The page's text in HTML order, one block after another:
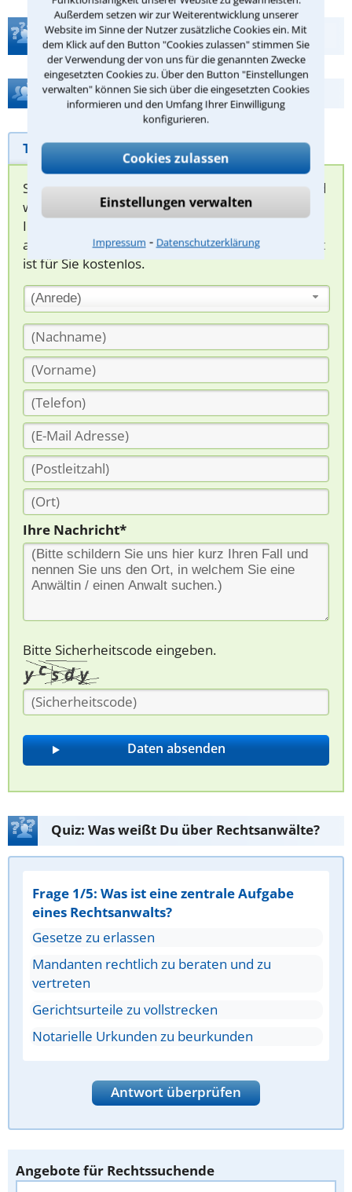
Außerdem setzen wir zur Weiterentwicklung unserer
Website im Sinne der Nutzer zusätzliche Cookies ein. Mit
dem Klick auf den Button "Cookies zulassen" stimmen Sie
der Verwendung der von uns für die genannten Zwecke
eingesetzten Cookies zu. Über den Button "Einstellungen
verwalten" können Sie sich über die eingesetzten Cookies
informieren und den Umfang Ihrer Einwilligung
konfigurieren.
Cookies zulassen
Einstellungen verwalten
Impressum ⁃ Datenschutzerklärung
Teste Dein Rechtswissen
Hilfe bei Ihrer Anwaltsuche?
Telefonhilfe Beratungsanfrage
Sie können hier Ihren Fall schildern. Anschließend
werden sich spezialisierte Rechtsanwälte bei
Ihnen melden, um das weitere Vorgehen
abzuklären. Die Rückmeldung durch einen Anwalt
ist für Sie kostenlos.
(Anrede)
Ihre Nachricht*
Bitte Sicherheitscode eingeben.
Quiz: Was weißt Du über Rechtsanwälte?
Frage 1/5: Was ist eine zentrale Aufgabe
eines Rechtsanwalts?
Gesetze zu erlassen
Mandanten rechtlich zu beraten und zu
vertreten
Gerichtsurteile zu vollstrecken
Notarielle Urkunden zu beurkunden
Antwort überprüfen
Angebote für Rechtssuchende